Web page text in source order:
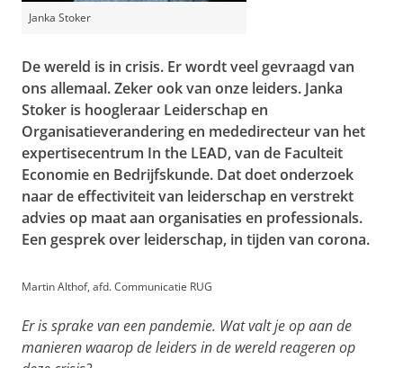
Janka Stoker
De wereld is in crisis. Er wordt veel gevraagd van
ons allemaal. Zeker ook van onze leiders. Janka
Stoker is hoogleraar Leiderschap en
Organisatieverandering en mededirecteur van het
expertisecentrum In the LEAD, van de Faculteit
Economie en Bedrijfskunde. Dat doet onderzoek
naar de effectiviteit van leiderschap en verstrekt
advies op maat aan organisaties en professionals.
Een gesprek over leiderschap, in tijden van corona.
Martin Althof, afd. Communicatie RUG
Er is sprake van een pandemie. Wat valt je op aan de
manieren waarop de leiders in de wereld reageren op